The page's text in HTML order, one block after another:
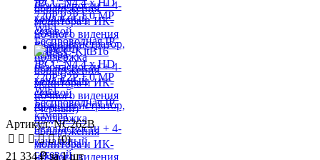
Артикул: NC262B
(0)
21 334 ₽за 1 шт